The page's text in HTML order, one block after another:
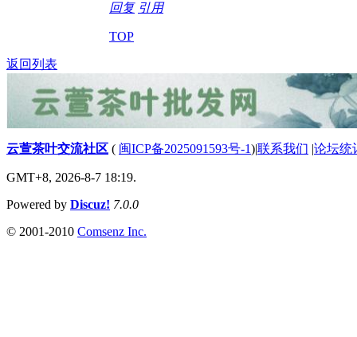
回复 引用
TOP
返回列表
云萱茶叶交流社区 ( 闽ICP备2025091593号-1)|联系我们 |论坛统
GMT+8, 2026-8-7 18:19.
Powered by Discuz! 7.0.0
© 2001-2010 Comsenz Inc.